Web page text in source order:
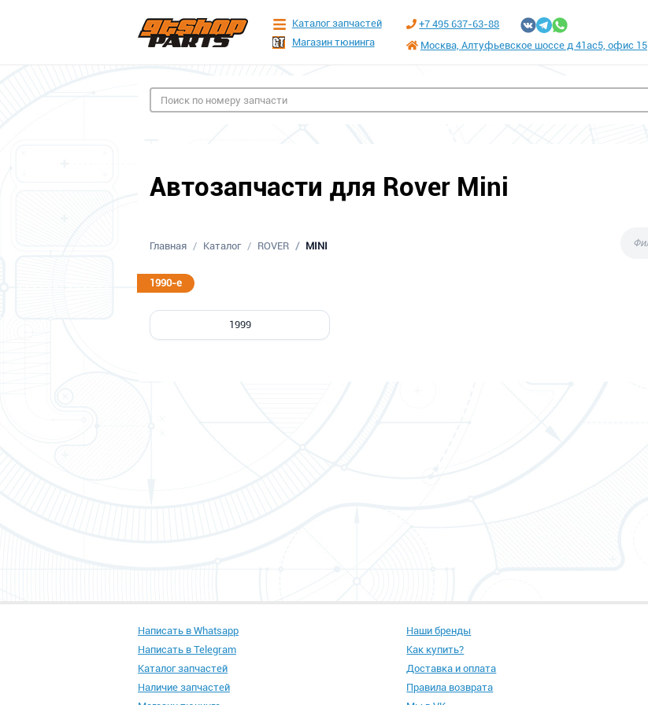
Каталог запчастей
Магазин тюнинга
+7 495 637-63-88
Москва, Алтуфьевское шоссе д 41ас5, офис 15
Автозапчасти для Rover Mini
Главная Каталог ROVER MINI
1990-е
1999
Написать в Whatsapp
Написать в Telegram
Каталог запчастей
Наличие запчастей
Наши бренды
Как купить?
Доставка и оплата
Правила возврата